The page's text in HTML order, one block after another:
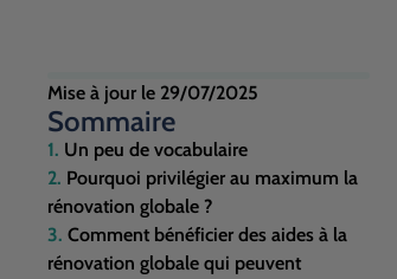
Mise à jour le 29/07/2025
Sommaire
Un peu de vocabulaire
Pourquoi privilégier au maximum la
rénovation globale ?
Comment bénéficier des aides à la
rénovation globale qui peuvent